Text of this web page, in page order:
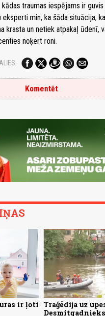
traumas iespējams ir
min, ka šāda situācija,
krasta un netiek atpakaļ ūdenī,
noķert roni.
Komentēt
ir ļoti Traģēdija uz